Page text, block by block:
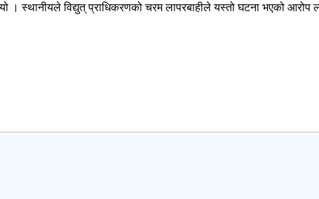
। स्थानीयले विद्युत् प्राधिकरणको चरम लापरबाहीले यस्तो घटना भएको आरोप